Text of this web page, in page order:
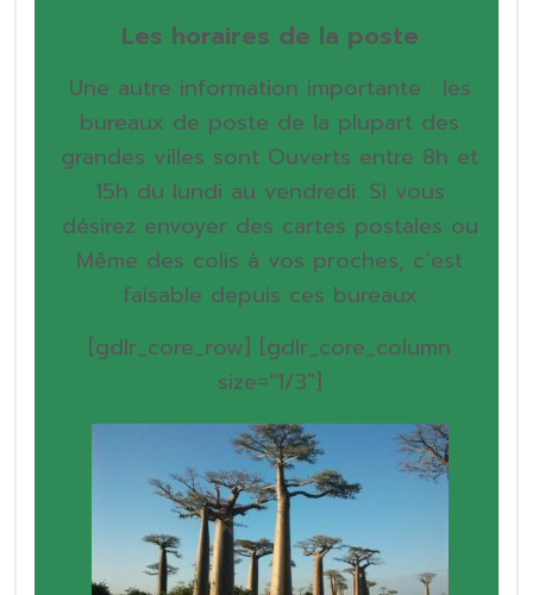
Les horaires de la poste
Une autre information importante : les
bureaux de poste de la plupart des
grandes villes sont Ouverts entre 8h et
15h du lundi au vendredi. Si vous
désirez envoyer des cartes postales ou
Même des colis à vos proches, c’est
faisable depuis ces bureaux
[gdlr_core_row] [gdlr_core_column
size=”1/3″]